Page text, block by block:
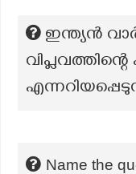
ഇന്ത്യൻ
Name the